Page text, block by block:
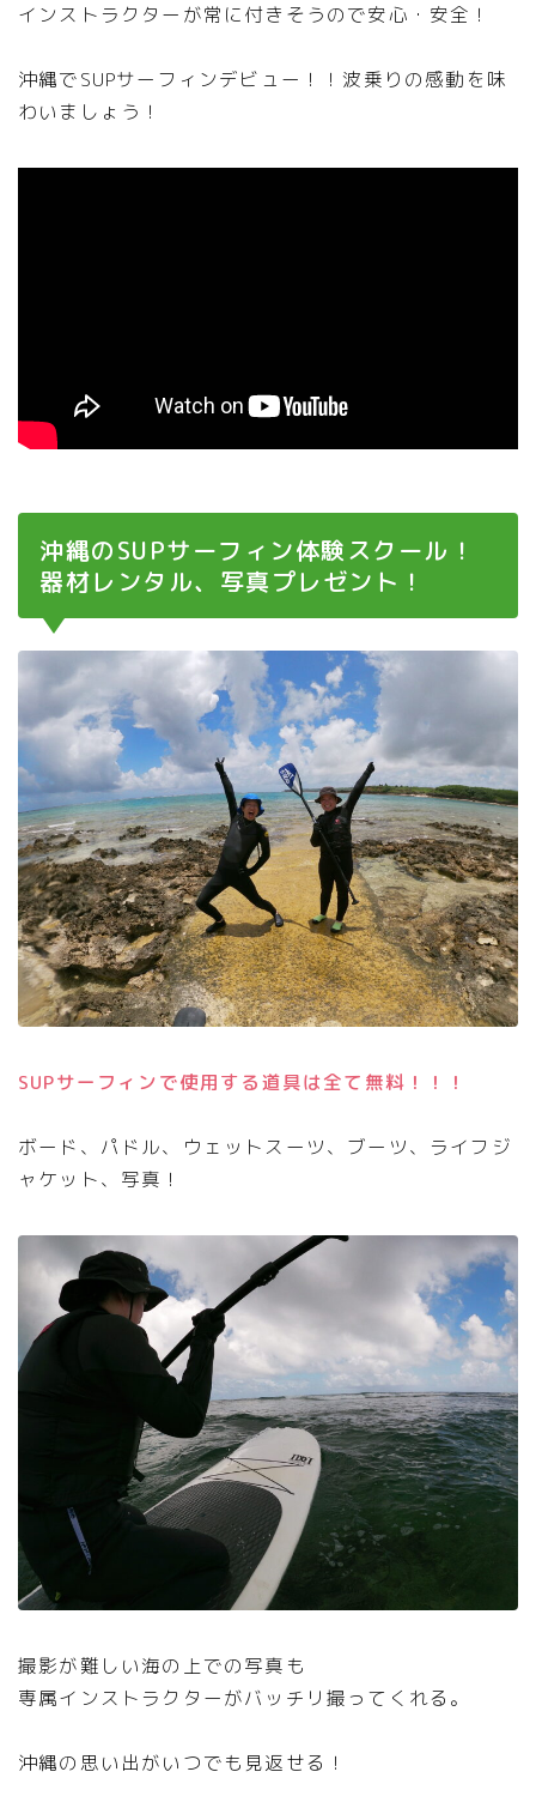
インストラクターが常に付きそうので安心・安全！
沖縄でSUPサーフィンデビュー！！波乗りの感動を味
わいましょう！
沖縄のSUPサーフィン体験スクール！
器材レンタル、写真プレゼント！
SUPサーフィンで使用する道具は全て無料！！！
ボード、パドル、ウェットスーツ、ブーツ、ライフジ
ャケット、写真！
撮影が難しい海の上での写真も
専属インストラクターがバッチリ撮ってくれる。
沖縄の思い出がいつでも見返せる！